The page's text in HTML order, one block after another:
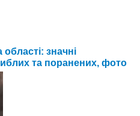
значні
та поранених, фото